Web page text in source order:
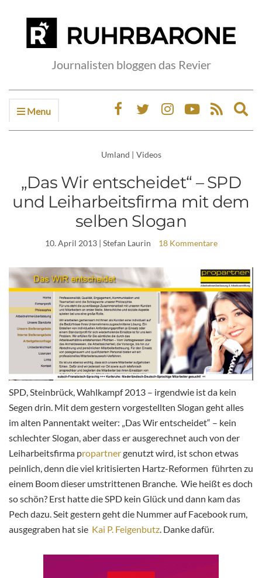
Journalisten bloggen das Revier
Menu
Umland | Videos
„Das Wir entscheidet“ – SPD
und Leiharbeitsfirma mit dem
selben Slogan
10. April 2013| Stefan Laurin 18 Kommentare
SPD, Steinbrück, Wahlkampf 2013 – irgendwie ist da kein
Segen drin. Mit dem gestern vorgestellten Slogan geht alles
im alten Pannentakt weiter: „Das Wir entscheidet“ – kein
schlechter Slogan, aber dass er ausgerechnet auch von der
Leiharbeitsfirma propartnergenutzt wird, ist schon etwas
peinlich, denn die viel kritisierten Hartz-Reformen führten zu
einem Boom dieser umstrittenen Branche. Wie heißt es doch
so schön? Erst hatte die SPD kein Glück und dann kam das
Pech dazu. Seit gestern geht die Nummer auf Facebook rum,
ausgegraben hat sie Kai P. Feigenbutz. Danke dafür.